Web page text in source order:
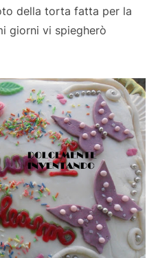
della torta fatta per la
giorni vi spiegherò